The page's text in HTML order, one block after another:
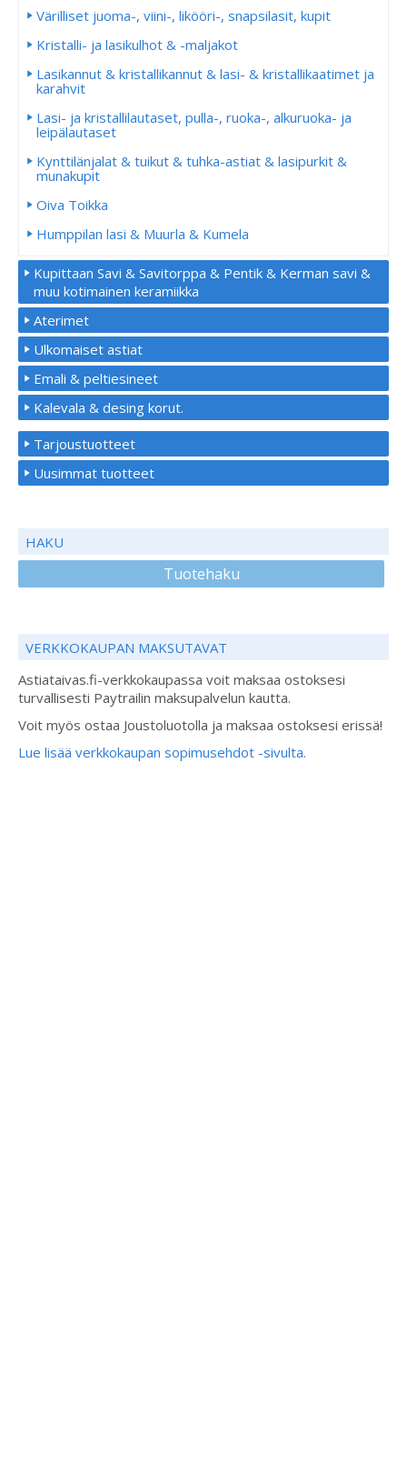
Värilliset juoma-, viini-, likööri-, snapsilasit, kupit
Kristalli- ja lasikulhot & -maljakot
Lasikannut & kristallikannut & lasi- & kristallikaatimet ja
karahvit
Lasi- ja kristallilautaset, pulla-, ruoka-, alkuruoka- ja
leipälautaset
Kynttilänjalat & tuikut & tuhka-astiat & lasipurkit &
munakupit
Oiva Toikka
Humppilan lasi & Muurla & Kumela
Kupittaan Savi & Savitorppa & Pentik & Kerman savi &
muu kotimainen keramiikka
Aterimet
Ulkomaiset astiat
Emali & peltiesineet
Kalevala & desing korut.
Tarjoustuotteet
Uusimmat tuotteet
HAKU
Tuotehaku
VERKKOKAUPAN MAKSUTAVAT
Astiataivas.fi-verkkokaupassa voit maksaa ostoksesi
turvallisesti Paytrailin maksupalvelun kautta.
Voit myös ostaa Joustoluotolla ja maksaa ostoksesi erissä!
Lue lisää verkkokaupan sopimusehdot -sivulta.